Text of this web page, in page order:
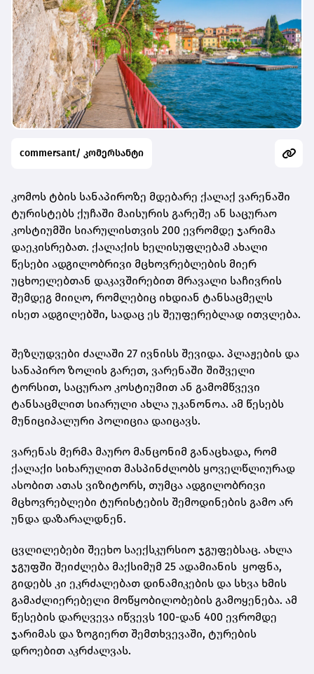
commersant/ კომერსანტი
კომოს ტბის სანაპიროზე მდებარე ქალაქ ვარენაში
ტურისტებს ქუჩაში მაისურის გარეშე ან საცურაო
კოსტიუმში სიარულისთვის 200 ევრომდე ჯარიმა
დაეკისრებათ. ქალაქის ხელისუფლებამ ახალი
წესები ადგილობრივი მცხოვრებლების მიერ
უცხოელებთან დაკავშირებით მრავალი საჩივრის
შემდეგ მიიღო, რომლებიც იხდიან ტანსაცმელს
ისეთ ადგილებში, სადაც ეს შეუფერებლად ითვლება.
შეზღუდვები ძალაში 27 ივნისს შევიდა. პლაჟების და
სანაპირო ზოლის გარეთ, ვარენაში შიშველი
ტორსით, საცურაო კოსტიუმით ან გამომწვევი
ტანსაცმლით სიარული ახლა უკანონოა. ამ წესებს
მუნიციპალური პოლიცია დაიცავს.
ვარენას მერმა მაურო მანცონიმ განაცხადა, რომ
ქალაქი სიხარულით მასპინძლობს ყოველწლიურად
ასობით ათას ვიზიტორს, თუმცა ადგილობრივი
მცხოვრებლები ტურისტების შემოდინების გამო არ
უნდა დაზარალდნენ.
ცვლილებები შეეხო საექსკურსიო ჯგუფებსაც. ახლა
ჯგუფში შეიძლება მაქსიმუმ 25 ადამიანის ყოფნა,
გიდებს კი ეკრძალებათ დინამიკების და სხვა ხმის
გამაძლიერებელი მოწყობილობების გამოყენება. ამ
წესების დარღვევა იწვევს 100-დან 400 ევრომდე
ჯარიმას და ზოგიერთ შემთხვევაში, ტურების
დროებით აკრძალვას.